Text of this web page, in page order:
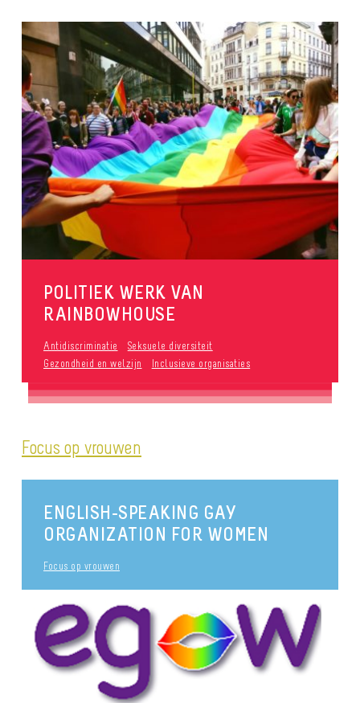
POLITIEK WERK VAN
RAINBOWHOUSE
Antidiscriminatie
Seksuele diversiteit
Gezondheid en welzijn
Inclusieve organisaties
Focus op vrouwen
ENGLISH-SPEAKING GAY
ORGANIZATION FOR WOMEN
Focus op vrouwen